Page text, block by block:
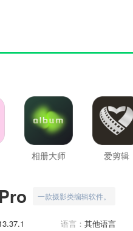
相册大师 爱剪辑
一款摄影类编辑软件。
语言： 其他语言